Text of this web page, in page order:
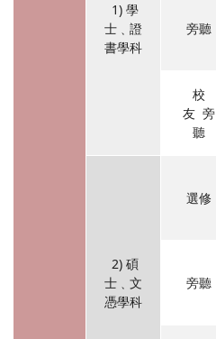
1) 學
士﹑證
書學科
旁聽
校
友 旁
聽
2) 碩
士﹑文
憑學科
選修
旁聽